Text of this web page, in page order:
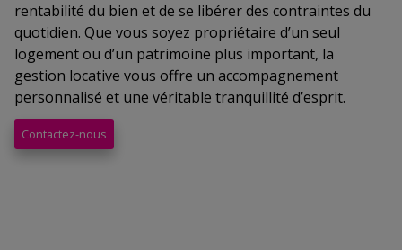
rentabilité du bien et de se libérer des contraintes du
quotidien. Que vous soyez propriétaire d’un seul
logement ou d’un patrimoine plus important, la
gestion locative vous offre un accompagnement
personnalisé et une véritable tranquillité d’esprit.
Contactez-nous